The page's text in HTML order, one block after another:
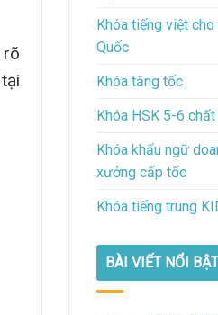
Khóa tiếng việt
Quốc
Khóa tăng tốc
Khóa HSK 5-6
Khóa khẩu ngữ
xưởng cấp tốc
Khóa tiếng trung
BÀI VIẾT NỔI BẬT